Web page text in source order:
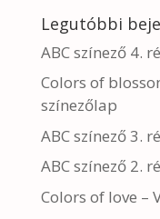
Legutóbbi
ABC színező 4.
Colors of
színezőlap
ABC színező 3.
ABC színező 2.
Colors of love –